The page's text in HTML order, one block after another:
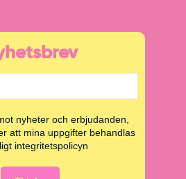
nyheter och erbjudanden,
att mina uppgifter behandlas
integritetspolicyn